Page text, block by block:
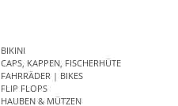
BIKINI
CAPS, KAPPEN, FISCHERHÜTE
FAHRRÄDER | BIKES
FLIP FLOPS
HAUBEN & MÜTZEN